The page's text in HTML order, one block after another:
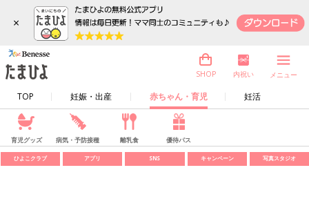
×
TOP 妊娠・出産 赤ちゃん・育児 妊活
SHOP 内祝い メニュー
育児グッズ 病気・予防接種 離乳食 優待パス
ひよこクラブ アプリ SNS キャンペーン 写真スタジオ